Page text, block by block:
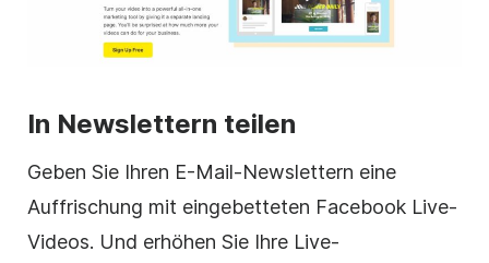
In Newslettern teilen
Geben Sie Ihren E-Mail-Newslettern eine
Auffrischung mit eingebetteten Facebook Live-
Videos. Und erhöhen Sie Ihre Live-